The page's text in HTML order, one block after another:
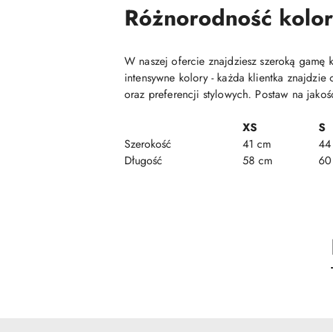
Różnorodność
W naszej ofercie znajdziesz szeroką
intensywne kolory - każda klientka
oraz preferencji stylowych. Postaw na
XS S
Szerokość
41 cm
Długość
58 cm